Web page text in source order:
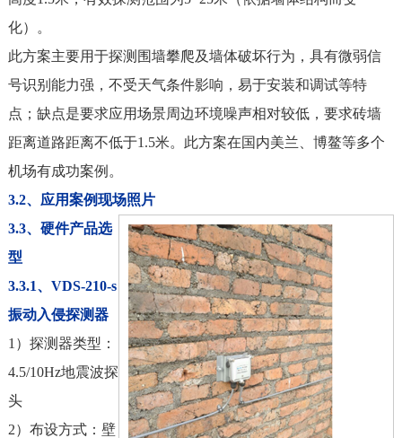
化）。
此方案主要用于探测围墙攀爬及墙体破坏行为，具有微弱信
号识别能力强，不受天气条件影响，易于安装和调试等特
点；缺点是要求应用场景周边环境噪声相对较低，要求砖墙
距离道路距离不低于1.5米。此方案在国内美兰、博鳌等多个
机场有成功案例。
3.2、应用案例现场照片
3.3、硬件产品选
型
3.3.1、VDS-210-s
振动入侵探测器
1）探测器类型：
4.5/10Hz地震波探
头
2）布设方式：壁